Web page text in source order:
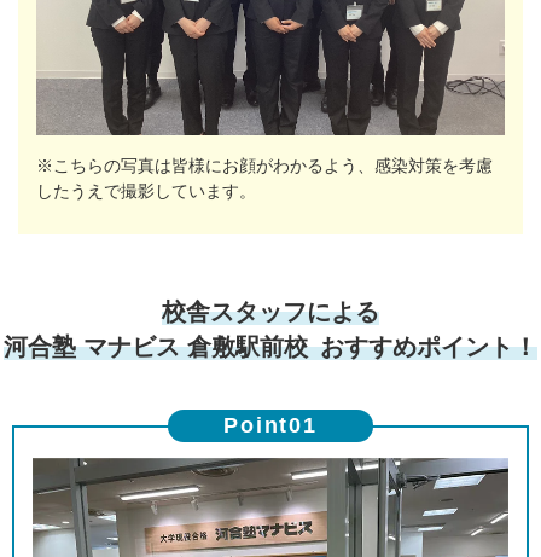
※こちらの写真は皆様にお顔がわかるよう、感染対策を考慮
したうえで撮影しています。
校舎スタッフによる
河合塾 マナビス 倉敷駅前校 おすすめポイント！
Point02